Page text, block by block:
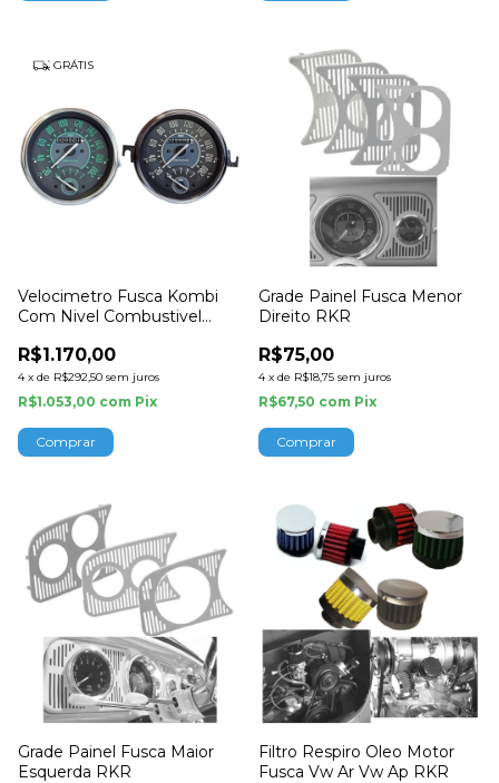
GRÁTIS
Velocimetro Fusca Kombi
Com Nivel Combustivel
R$1.170,00
4 x de R$292,50 sem juros
R$1.053,00 com Pix
Comprar
Grade Painel Fusca Menor
Direito RKR
R$75,00
4 x de R$18,75 sem juros
R$67,50 com Pix
Comprar
Grade Painel Fusca Maior
Esquerda RKR
Filtro Respiro Oleo Motor
Fusca Vw Ar Vw Ap RKR